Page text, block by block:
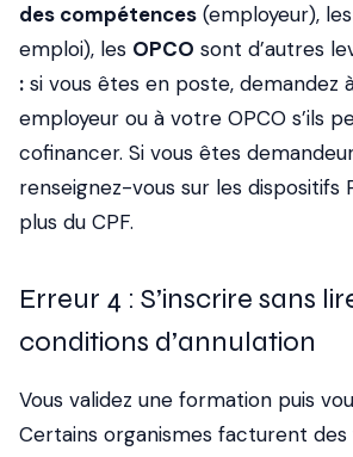
des compétences (employeur), les
emploi), les OPCO sont d’autres
: si vous êtes en poste, demandez
employeur ou à votre OPCO s’ils
cofinancer. Si vous êtes
renseignez-vous sur les dispositifs
plus du CPF.
Erreur 4 : S’inscrire sans
conditions d’annulation
Vous validez une formation puis
Certains organismes facturent